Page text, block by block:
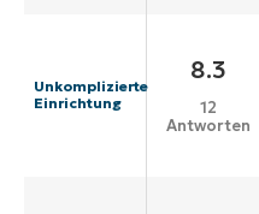
Unkomplizierte
Einrichtung
8.3
12
Antworten